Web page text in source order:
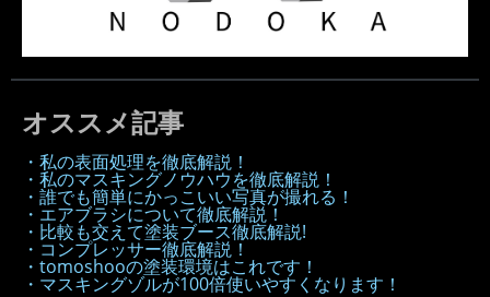
オススメ記事
・私の表面処理を徹底解説！
・私のマスキングノウハウを徹底解説！
・誰でも簡単にかっこいい写真が撮れる！
・エアブラシについて徹底解説！
・比較も交えて塗装ブース徹底解説!
・コンプレッサー徹底解説！
・tomoshooの塗装環境はこれです！
・マスキングゾルが100倍使いやすくなります！